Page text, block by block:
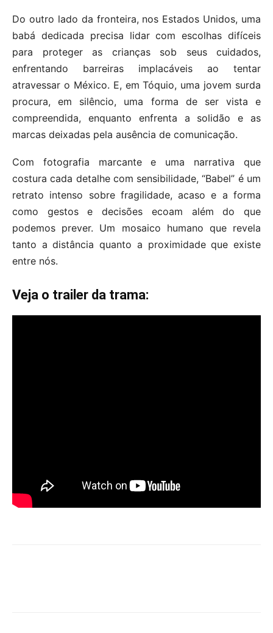
Do outro lado da fronteira, nos Estados Unidos, uma
babá dedicada precisa lidar com escolhas difíceis
para proteger as crianças sob seus cuidados,
enfrentando barreiras implacáveis ao tentar
atravessar o México. E, em Tóquio, uma jovem surda
procura, em silêncio, uma forma de ser vista e
compreendida, enquanto enfrenta a solidão e as
marcas deixadas pela ausência de comunicação.
Com fotografia marcante e uma narrativa que
costura cada detalhe com sensibilidade, “Babel” é um
retrato intenso sobre fragilidade, acaso e a forma
como gestos e decisões ecoam além do que
podemos prever. Um mosaico humano que revela
tanto a distância quanto a proximidade que existe
entre nós.
Veja o trailer da trama: